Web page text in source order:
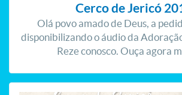
Cerco de Jericó
Olá povo amado de Deus, a
disponibilizando o áudio da
Reze conosco. Ouça agora